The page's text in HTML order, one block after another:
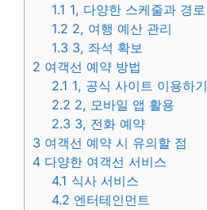
1.1 1, 다양한 스케줄과 경로
1.2 2, 여행 예산 관리
1.3 3, 좌석 확보
2 여객선 예약 방법
2.1 1, 공식 사이트 이용하기
2.2 2, 모바일 앱 활용
2.3 3, 전화 예약
3 여객선 예약 시 유의할 점
4 다양한 여객선 서비스
4.1 식사 서비스
4.2 엔터테인먼트